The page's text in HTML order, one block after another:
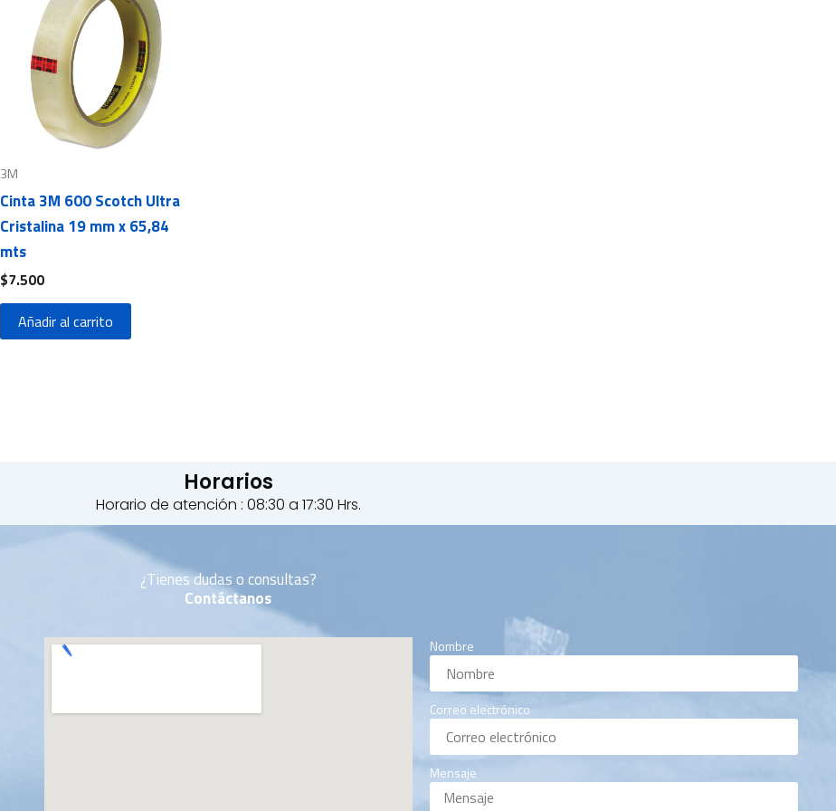
3M
Cinta 3M 600 Scotch Ultra
Cristalina 19 mm x 65,84
mts
$7.500
Añadir al carrito
Horarios
Horario de atención : 08:30 a 17:30 Hrs.
¿Tienes dudas o consultas?
Contáctanos
Nombre
Correo electrónico
Mensaje